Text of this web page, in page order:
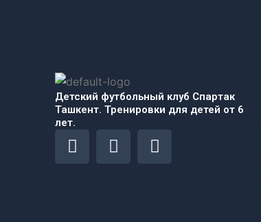
Детский футбольный клуб Спартак
Ташкент. Тренировки для детей от 6
лет.
F
a
I
n
T
e